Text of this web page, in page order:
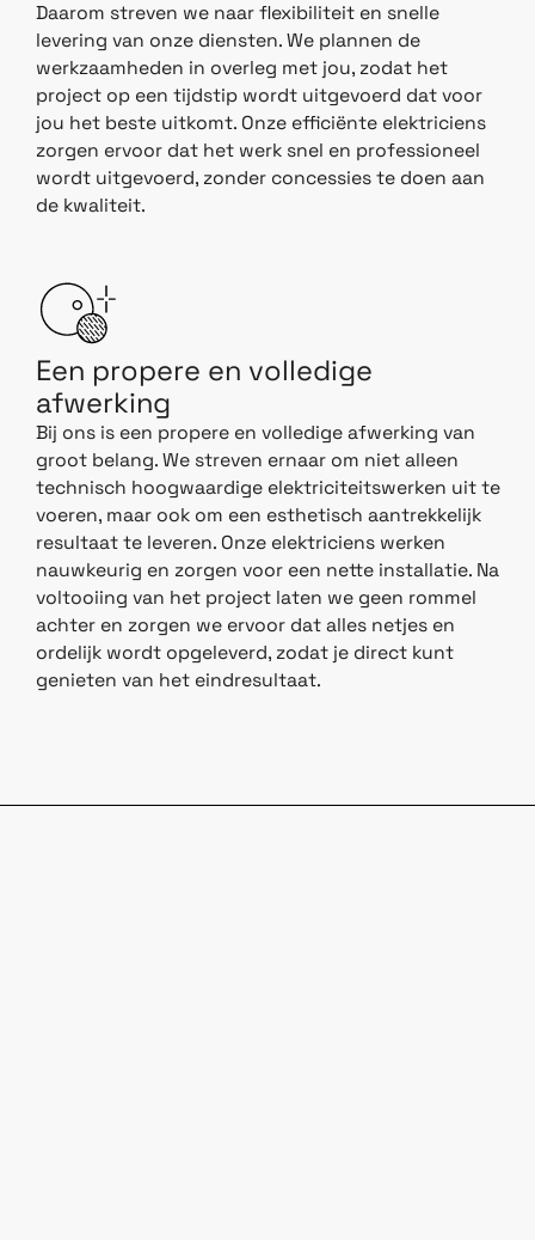
Daarom streven we naar flexibiliteit en snelle
levering van onze diensten. We plannen de
werkzaamheden in overleg met jou, zodat het
project op een tijdstip wordt uitgevoerd dat voor
jou het beste uitkomt. Onze efficiënte elektriciens
zorgen ervoor dat het werk snel en professioneel
wordt uitgevoerd, zonder concessies te doen aan
de kwaliteit.
Een propere en volledige
afwerking
Bij ons is een propere en volledige afwerking van
groot belang. We streven ernaar om niet alleen
technisch hoogwaardige elektriciteitswerken uit te
voeren, maar ook om een esthetisch aantrekkelijk
resultaat te leveren. Onze elektriciens werken
nauwkeurig en zorgen voor een nette installatie. Na
voltooiing van het project laten we geen rommel
achter en zorgen we ervoor dat alles netjes en
ordelijk wordt opgeleverd, zodat je direct kunt
genieten van het eindresultaat.